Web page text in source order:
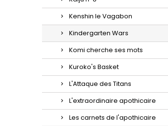
Kenshin le Vagabon
Kindergarten Wars
Komi cherche ses mots
Kuroko's Basket
L'Attaque des Titans
L'extraordinaire apothicaire
Les carnets de l'apothicaire